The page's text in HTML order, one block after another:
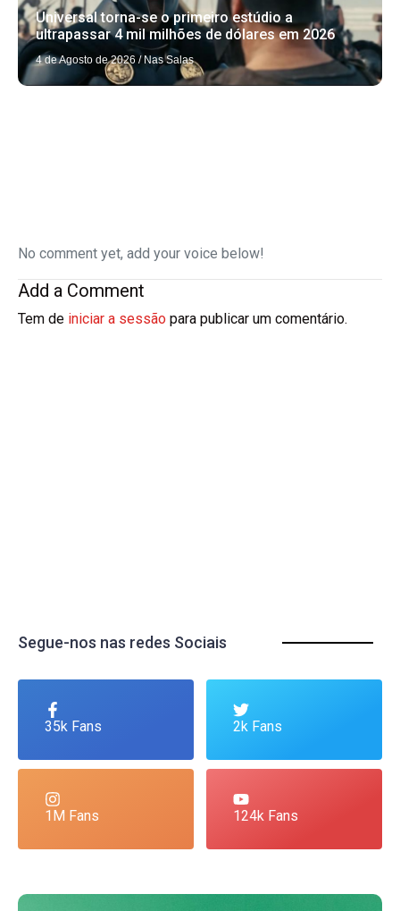
Universal torna-se o primeiro estúdio a
ultrapassar 4 mil milhões de dólares em 2026
4 de Agosto de 2026 / Nas Salas
No comment yet, add your voice below!
Add a Comment
Tem de iniciar a sessão para publicar um comentário.
Segue-nos nas redes Sociais
35k Fans 2k Fans
1M Fans 124k Fans